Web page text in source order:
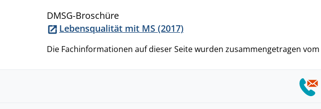
DMSG-Broschüre
Lebensqualität mit MS (2017)
Die Fachinformationen auf dieser Seite wurden zusammengetragen vom